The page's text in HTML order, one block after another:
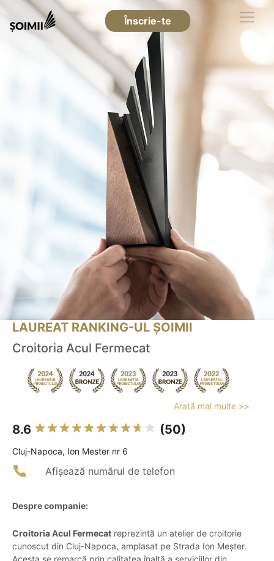
Înscrie-te
LAUREAT RANKING-UL ȘOIMII
Croitoria Acul Fermecat
Arată mai multe >>
8.6 (50)
Cluj-Napoca, Ion Mester nr 6
Afișează numărul de telefon
Despre companie:
Croitoria Acul Fermecat reprezintă un atelier de croitorie
cunoscut din Cluj-Napoca, amplasat pe Strada Ion Meșter.
Acesta se remarcă prin calitatea înaltă a serviciilor din